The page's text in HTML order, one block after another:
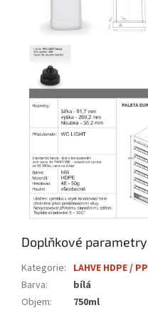
Doplňkové parametry
Kategorie: LAHVE HDPE / PP
Barva:
bílá
Objem: 750ml